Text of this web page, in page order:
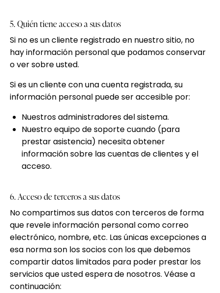
5. Quién tiene acceso a sus datos
Si no es un cliente registrado en nuestro sitio, no
hay información personal que podamos conservar
o ver sobre usted.
Si es un cliente con una cuenta registrada, su
información personal puede ser accesible por:
Nuestros administradores del sistema.
Nuestro equipo de soporte cuando (para
prestar asistencia) necesita obtener
información sobre las cuentas de clientes y el
acceso.
6. Acceso de terceros a sus datos
No compartimos sus datos con terceros de forma
que revele información personal como correo
electrónico, nombre, etc. Las únicas excepciones a
esa norma son los socios con los que debemos
compartir datos limitados para poder prestar los
servicios que usted espera de nosotros. Véase a
continuación: